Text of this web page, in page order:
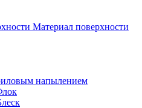
Материал поверхности
напылением